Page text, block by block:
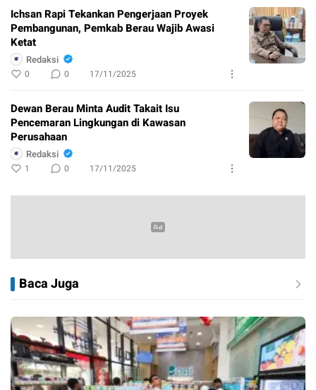
Ichsan Rapi Tekankan Pengerjaan Proyek
Pembangunan, Pemkab Berau Wajib Awasi
Ketat
Redaksi
0 0 17/11/2025
Dewan Berau Minta Audit Takait Isu
Pencemaran Lingkungan di Kawasan
Perusahaan
Redaksi
1 0 17/11/2025
Baca Juga